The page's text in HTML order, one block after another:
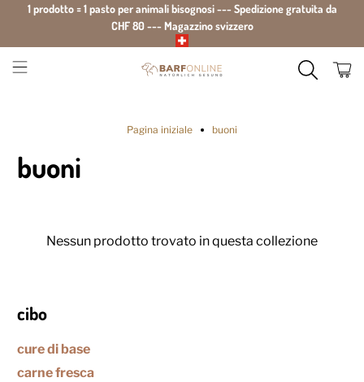
1 prodotto = 1 pasto per animali bisognosi --- Spedizione gratuita da
CHF 80 --- Magazzino svizzero
Pagina iniziale buoni
buoni
cibo
cure di base
carne fresca
Nessun prodotto trovato in questa collezione